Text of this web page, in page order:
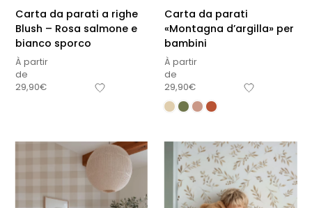
Carta da parati a righe
Blush – Rosa salmone e
bianco sporco
À partir
de
29,90€
Carta da parati
«Montagna d’argilla» per
bambini
À partir
de
29,90€